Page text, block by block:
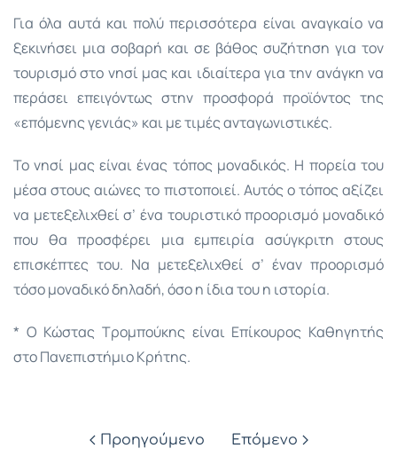
Για όλα αυτά και πολύ περισσότερα είναι αναγκαίο να
ξεκινήσει μια σοβαρή και σε βάθος συζήτηση για τον
τουρισμό στο νησί μας και ιδιαίτερα για την ανάγκη να
περάσει επειγόντως στην προσφορά προϊόντος της
«επόμενης γενιάς» και με τιμές ανταγωνιστικές.
Το νησί μας είναι ένας τόπος μοναδικός. Η πορεία του
μέσα στους αιώνες το πιστοποιεί. Αυτός ο τόπος αξίζει
να μετεξελιχθεί σ’ ένα τουριστικό προορισμό μοναδικό
που θα προσφέρει μια εμπειρία ασύγκριτη στους
επισκέπτες του. Να μετεξελιχθεί σ’ έναν προορισμό
τόσο μοναδικό δηλαδή, όσο η ίδια του η ιστορία.
* Ο Κώστας Τρομπούκης είναι Επίκουρος Καθηγητής
στο Πανεπιστήμιο Κρήτης.
Προηγούμενο Επόμενο